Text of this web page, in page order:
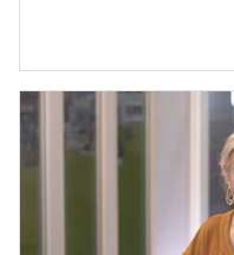
conditions de travail
imprévus. Un métier
organisation,
humaine.